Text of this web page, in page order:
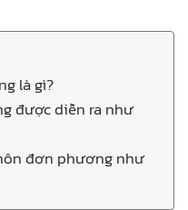
là gì?
được diễn ra như
đơn phương như